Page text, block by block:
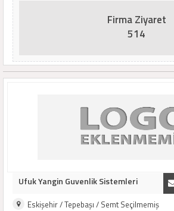
Firma Ziyaret
514
Ufuk Yangin Guvenlik Sistemleri
Eskişehir / Tepebaşı / Semt Seçilmemiş